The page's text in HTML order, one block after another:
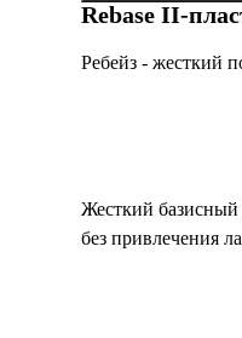
Rebase II-
Ребейз - жесткий
Жесткий базисный
без привлечения